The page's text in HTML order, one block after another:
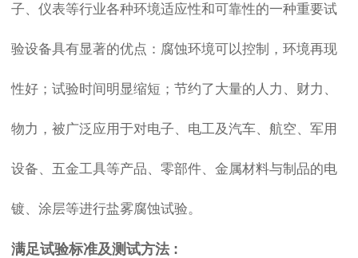
子、仪表等行业各种环境适应性和可靠性的一种重要试
验设备具有显著的优点：腐蚀环境可以控制，环境再现
性好；试验时间明显缩短；节约了大量的人力、财力、
物力，被广泛应用于对电子、电工及汽车、航空、军用
设备、五金工具等产品、零部件、金属材料与制品的电
镀、涂层等进行盐雾腐蚀试验。
满足试验标准及测试方法 :